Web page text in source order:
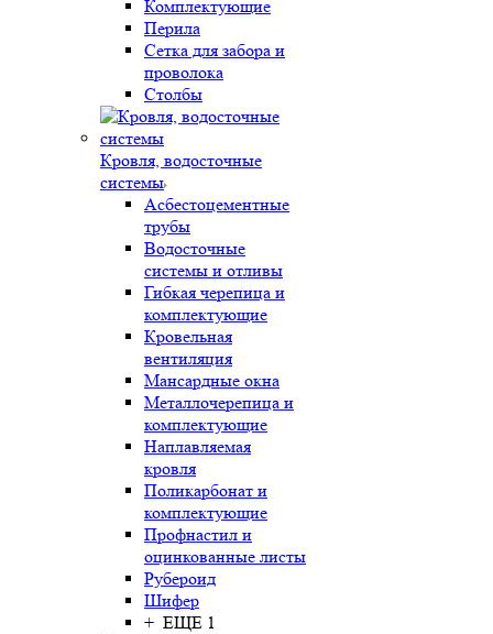
Комплектующие
Перила
Сетка для забора и
проволока
Столбы
Кровля, водосточные
системы
Асбестоцементные
трубы
Водосточные
системы и отливы
Гибкая черепица и
комплектующие
Кровельная
вентиляция
Мансардные окна
Металлочерепица и
комплектующие
Наплавляемая
кровля
Поликарбонат и
комплектующие
Профнастил и
оцинкованные листы
Рубероид
Шифер
+ ЕЩЕ 1